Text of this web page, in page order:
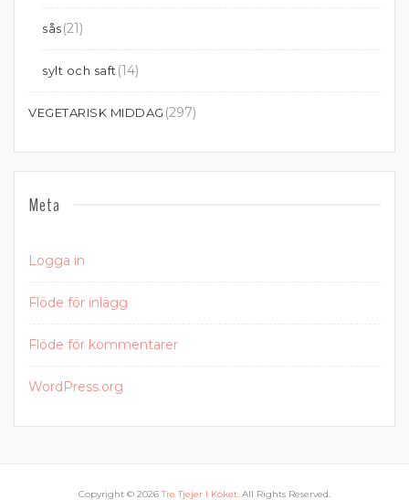
sås(21)
sylt och saft (14)
VEGETARISK MIDDAG (297)
Meta
Logga in
Flöde för inlägg
Flöde för kommentarer
WordPress.org
Copyright © 2026Tre Tjejer I Köket. All Rights Reserved.